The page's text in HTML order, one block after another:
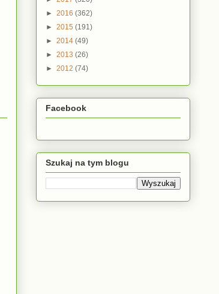
► 2016 (362)
► 2015 (191)
► 2014 (49)
► 2013 (26)
► 2012 (74)
Facebook
Szukaj na tym blogu